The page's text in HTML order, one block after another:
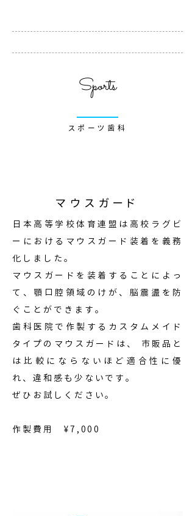
Sports
スポーツ歯科
マウスガード
日本高等学校体育連盟は高校ラグビ
ーにおけるマウスガード装着を義務
化しました。
マウスガードを装着することによっ
て、顎口腔領域のけが、脳震盪を防
ぐことができます。
歯科医院で作製するカスタムメイド
タイプのマウスガードは、 市販品と
は比較にならないほど適合性に優
れ、違和感も少ないです。
ぜひお試しください。
作製費用 ¥7,000